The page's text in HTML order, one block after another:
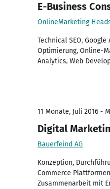
E-Business
OnlineMarketing
Technical SEO,
Optimierung, Online-
Analytics, Web
11 Monate, Juli 2016 -
Digital
Bauerfeind AG
Konzeption,
Commerce
Zusammenarbeit mit